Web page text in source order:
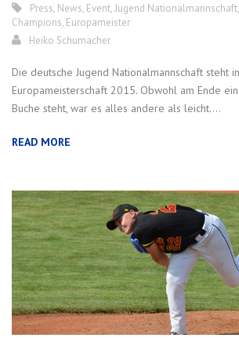
Press, News, Event,Jugend Nationalmannschaft,
Champions, Europameister
Heiko Schumacher
Die deutsche Jugend Nationalmannschaft steht
Europameisterschaft 2015. Obwohl am Ende
Buche steht, war es alles andere als leicht....
READ MORE